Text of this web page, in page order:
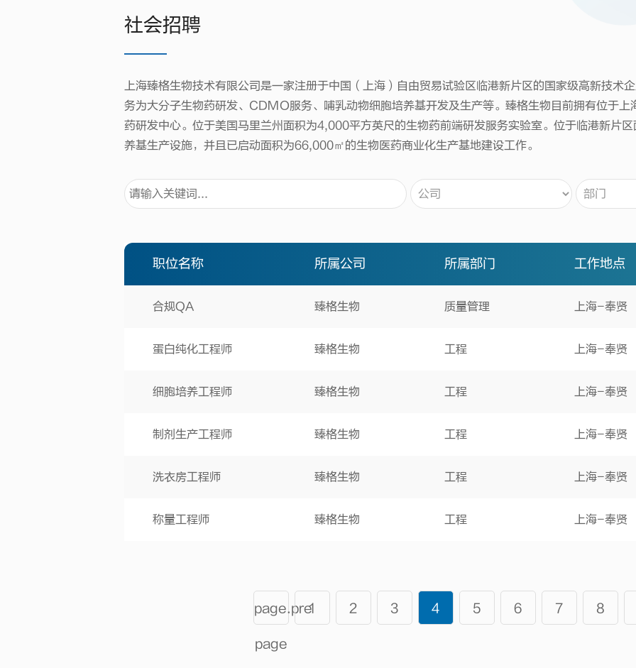
社会招聘
上海臻格生物技术有限公司是一家注册于中国（上海）自由贸易试验区临港新片区的国家级高新技术
务为大分子生物药研发、CDMO服务、哺乳动物细胞培养基开发及生产等。臻格生物目前拥有位于
药研发中心。位于美国马里兰州面积为4,000平方英尺的生物药前端研发服务实验室。位于临港新片
养基生产设施，并且已启动面积为66,000㎡的生物医药商业化生产基地建设工作。
职位名称 所属公司 所属部门 工作地点
合规QA 臻格生物 质量管理 上海-奉贤
蛋白纯化工程师 臻格生物 工程 上海-奉贤
细胞培养工程师 臻格生物 工程 上海-奉贤
制剂生产工程师 臻格生物 工程 上海-奉贤
洗衣房工程师 臻格生物 工程 上海-奉贤
称量工程师 臻格生物 工程 上海-奉贤
page.pre
page
1 2 3 4 5 6 7 8